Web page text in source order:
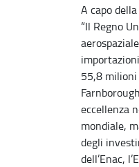
A capo
“Il Regno
55,8 milioni
eccellenza
mondiale,
degli
dell’Enac,